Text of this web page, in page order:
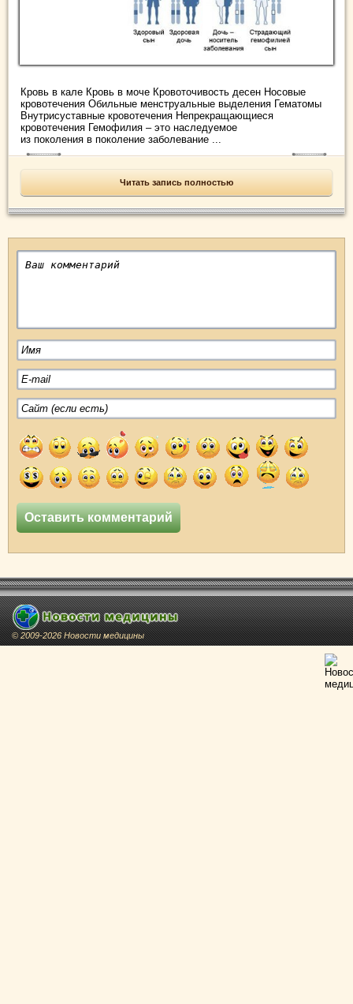
Кровь в кале Кровь в моче Кровоточивость десен Носовые
кровотечения Обильные менструальные выделения Гематомы
Внутрисуставные кровотечения Непрекращающиеся
кровотечения Гемофилия – это наследуемое
из поколения в поколение заболевание ...
Читать запись полностью
© 2009-2026 Новости медицины